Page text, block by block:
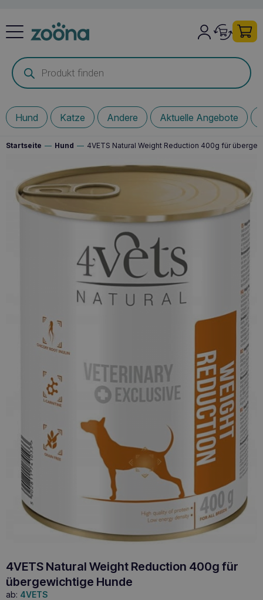
Products
search
Hund Katze Andere Aktuelle Angebote
Startseite — Hund — 4VETS Natural Weight Reduction 400g für
4VETS Natural Weight Reduction 400g für
übergewichtige Hunde
ab: 4VETS